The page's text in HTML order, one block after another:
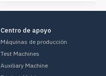
Centro de apoyo
Máquinas de producción
Test Machines
Auxiliary Machine